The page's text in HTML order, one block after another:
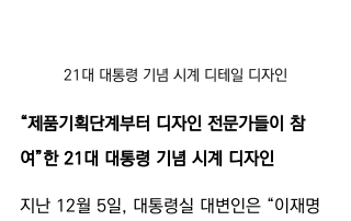
21대 대통령 기념 시계 디테일 디자인
“제품기획단계부터 디자인 전문가들이 참
여”한 21대 대통령 기념 시계 디자인
지난 12월 5일, 대통령실 대변인은 “이재명